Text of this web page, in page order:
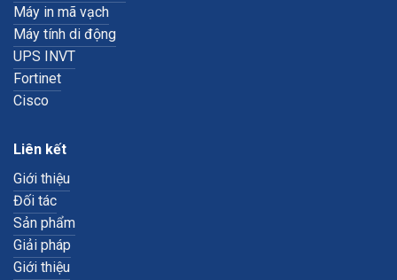
Máy in mã vạch
Máy tính di động
UPS INVT
Fortinet
Cisco
Liên kết
Giới thiệu
Đối tác
Sản phẩm
Giải pháp
Giới thiệu